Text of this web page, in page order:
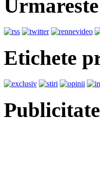
Etichete
Publicitate